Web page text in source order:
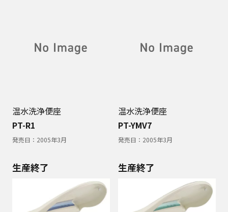
温水洗浄便座
PT-R1
発売日： 2005年3月
温水洗浄便座
PT-YMV7
発売日： 2005年3月
生産終了 生産終了